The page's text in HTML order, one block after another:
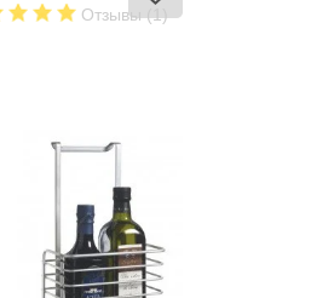
Отзывы (1)